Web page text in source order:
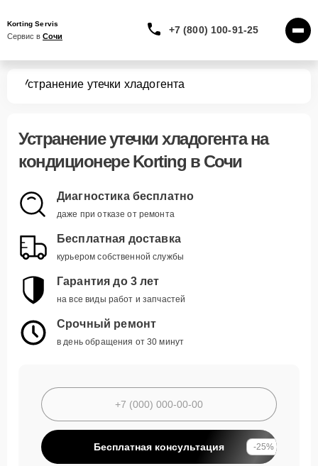
Korting Servis
Сервис в Сочи
+7 (800) 100-91-25
Устранение утечки хладогента
Устранение утечки хладогентана
кондиционере Korting в Сочи
Диагностика бесплатно
даже при отказе от ремонта
Бесплатная доставка
курьером собственной службы
Гарантия до 3 лет
на все виды работ и запчастей
Срочный ремонт
в день обращения от 30 минут
Бесплатная консультация -25%